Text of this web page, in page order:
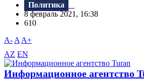
Политика
8 февраль 2021, 16:38
610
A- A A+
AZ EN
Информационное агентство